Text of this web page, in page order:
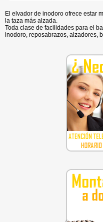
El elvador de inodoro ofrece estar
la taza más alzada.
Toda clase de facilidades para el
inodoro, reposabrazos, alzadores,